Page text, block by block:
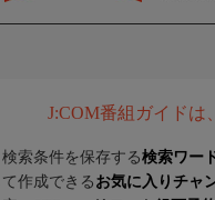
J:COM番組ガイドは
索条件を保存する検索ワー
作成できる お気に入りチャ